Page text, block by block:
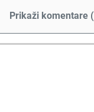
Prikaži komentare (